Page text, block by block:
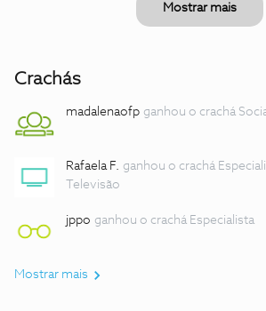
Mostrar mais
Crachás
madalenaofp ganhou o crachá
Rafaela F. ganhou o crachá
Televisão
jppo ganhou o crachá Especialista
Mostrar mais